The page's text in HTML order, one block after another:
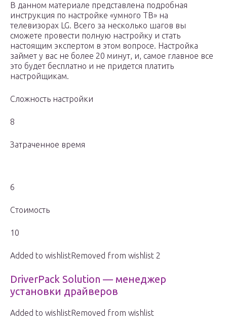
В данном материале представлена подробная
инструкция по настройке «умного ТВ» на
телевизорах LG. Всего за несколько шагов вы
сможете провести полную настройку и стать
настоящим экспертом в этом вопросе. Настройка
займет у вас не более 20 минут, и, самое главное все
это будет бесплатно и не придется платить
настройщикам.
Сложность настройки
8
Затраченное время
6
Стоимость
10
Added to wishlistRemoved from wishlist 2
DriverPack Solution — менеджер
установки драйверов
Added to wishlistRemoved from wishlist